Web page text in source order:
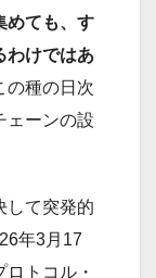
めても、す
わけではあ
の種の日次
ェーンの設
して突発的
年3月17
トコル・